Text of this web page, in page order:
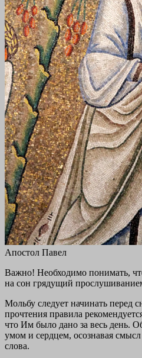
Апостол Павел
Важно! Необходимо понимать,
на сон грядущий
Мольбу следует начинать перед
прочтения правила
что Им было дано за весь день.
умом и сердцем, осознавая
слова.